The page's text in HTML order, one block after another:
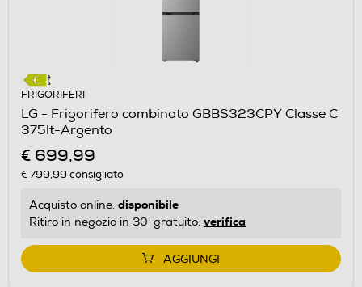
FRIGORIFERI
LG - Frigorifero combinato GBBS323CPY Classe C
375lt-Argento
€ 699,99
€ 799,99 consigliato
Acquisto online: disponibile
Ritiro in negozio in 30' gratuito: verifica
AGGIUNGI